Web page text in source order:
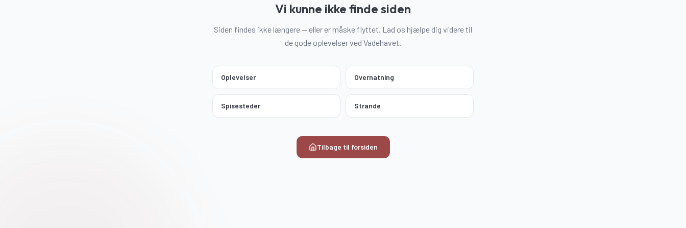
Vi kunne ikke finde siden
Siden findes ikke længere — eller er måske flyttet. Lad os hjælpe dig videre til
de gode oplevelser ved Vadehavet.
Oplevelser Overnatning
Spisesteder Strande
Tilbage til forsiden